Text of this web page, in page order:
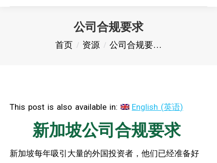
公司合规要求
您在这里：
首页 资源 公司合规要…
This post is also available in: English (英语)
新加坡公司合规要求
新加坡每年吸引大量的外国投资者，他们已经准备好